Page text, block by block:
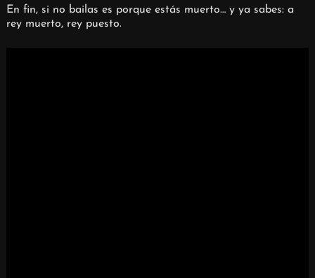
En fin, si no bailas es porque estás muerto… y ya sabes: a
rey muerto, rey puesto.